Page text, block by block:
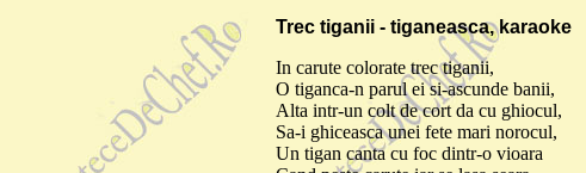
Trec tiganii - tiganeasca, karaoke
In carute colorate trec tiganii,
O tiganca-n parul ei si-ascunde banii,
Alta intr-un colt de cort da cu ghiocul,
Sa-i ghiceasca unei fete mari norocul,
Un tigan canta cu foc dintr-o vioara